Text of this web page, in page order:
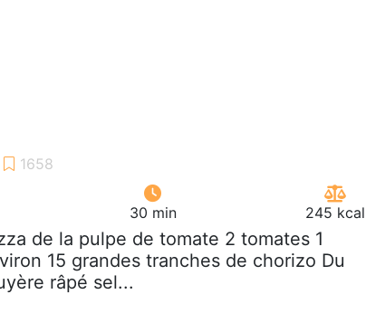
30 min 245 kcal
de la pulpe de tomate 2 tomates 1
15 grandes tranches de chorizo Du
râpé sel...